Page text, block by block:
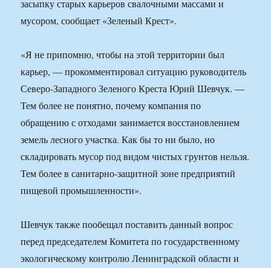
засыпку старых карьеров свалочными массами и
мусором, сообщает «Зеленый Крест».
«Я не припомню, чтобы на этой территории был
карьер, — прокомментировал ситуацию руководитель
Северо-Западного Зеленого Креста Юрий Шевчук. —
Тем более не понятно, почему компания по
обращению с отходами занимается восстановлением
земель лесного участка. Как бы то ни было, но
складировать мусор под видом чистых грунтов нельзя.
Тем более в санитарно-защитной зоне предприятий
пищевой промышленности».
Шевчук также пообещал поставить данный вопрос
перед председателем Комитета по государственному
экологическому контролю Ленинградской области и